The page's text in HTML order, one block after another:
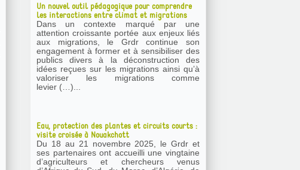
Un nouvel outil pédagogique pour comprendre
les interactions entre climat et migrations
Dans un contexte marqué par une
attention croissante portée aux enjeux liés
aux migrations, le Grdr continue son
engagement à former et à sensibiliser des
publics divers à la déconstruction des
idées reçues sur les migrations ainsi qu’à
valoriser les migrations comme
levier (…)...
Eau, protection des plantes et circuits courts :
visite croisée à Nouakchott
Du 18 au 21 novembre 2025, le Grdr et
ses partenaires ont accueilli une vingtaine
d’agriculteurs et chercheurs venus